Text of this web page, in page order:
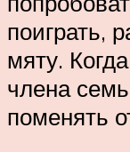
поиграть,
мяту.
члена
поменять